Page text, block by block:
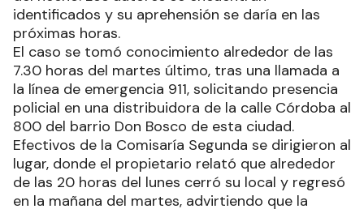
identificados y su aprehensión se daría en las
próximas horas.
El caso se tomó conocimiento alrededor de las
7.30 horas del martes último, tras una llamada a
la línea de emergencia 911, solicitando presencia
policial en una distribuidora de la calle Córdoba al
800 del barrio Don Bosco de esta ciudad.
Efectivos de la Comisaría Segunda se dirigieron al
lugar, donde el propietario relató que alrededor
de las 20 horas del lunes cerró su local y regresó
en la mañana del martes, advirtiendo que la